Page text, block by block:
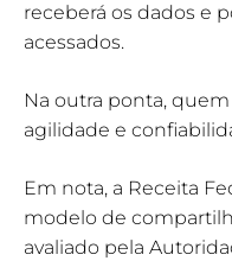
receberá os dados e
acessados.
Na outra ponta,
agilidade e
Em nota, a Receita
modelo de
avaliado pela